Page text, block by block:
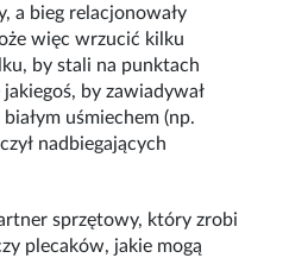
a bieg relacjonowały
więc wrzucić kilku
by stali na punktach
by zawiadywał
uśmiechem (np.
nadbiegających
sprzętowy, który zrobi
plecaków, jakie mogą